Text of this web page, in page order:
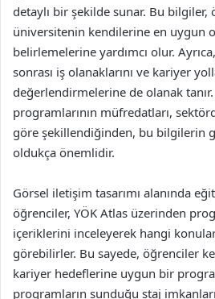
detaylı bir şekilde sunar. Bu
üniversitenin kendilerine en uygun
belirlemelerine yardımcı olur.
sonrası iş olanaklarını ve kariyer
değerlendirmelerine de olanak
programlarının müfredatları,
göre şekillendiğinden, bu bilgilerin
oldukça önemlidir.
Görsel iletişim tasarımı alanında
öğrenciler, YÖK Atlas üzerinden
içeriklerini inceleyerek hangi
görebilirler. Bu sayede, öğrenciler
kariyer hedeflerine uygun bir
programların sunduğu staj